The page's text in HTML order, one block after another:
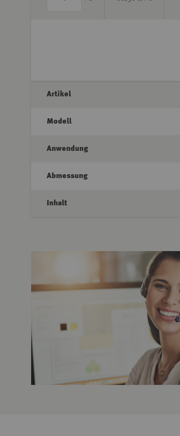
Artikel
Modell
Anwendung
Abmessung
Inhalt